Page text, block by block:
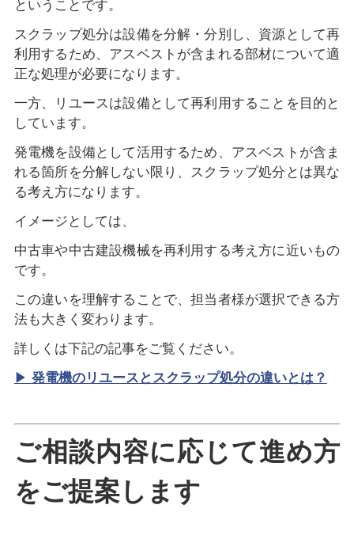
ということです。
スクラップ処分は設備を分解・分別し、資源として再
利用するため、アスベストが含まれる部材について適
正な処理が必要になります。
一方、リユースは設備として再利用することを目的と
しています。
発電機を設備として活用するため、アスベストが含ま
れる箇所を分解しない限り、スクラップ処分とは異な
る考え方になります。
イメージとしては、
中古車や中古建設機械を再利用する考え方に近いもの
です。
この違いを理解することで、担当者様が選択できる方
法も大きく変わります。
詳しくは下記の記事をご覧ください。
▶ 発電機のリユースとスクラップ処分の違いとは？
ご相談内容に応じて進め方
をご提案します